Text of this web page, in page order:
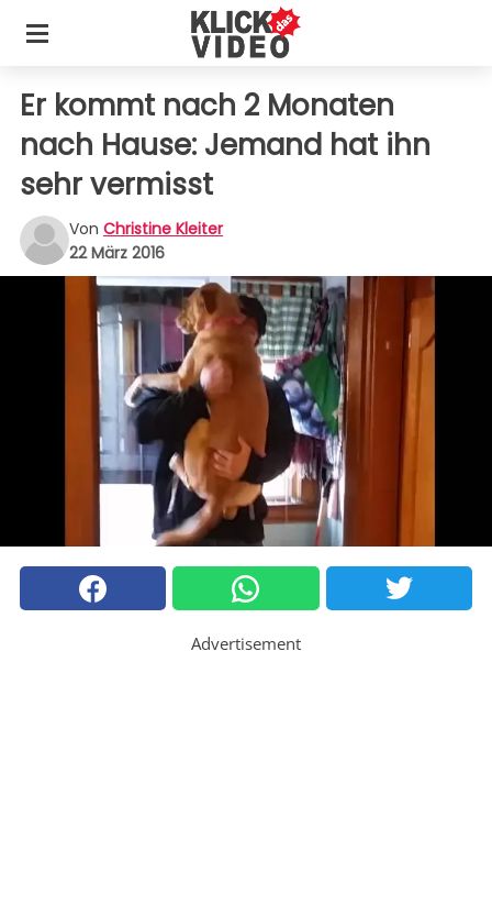
Er kommt nach 2 Monaten
nach Hause: Jemand hat ihn
sehr vermisst
Von Christine Kleiter
22 März 2016
Advertisement